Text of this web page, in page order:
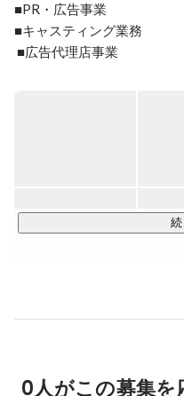
■PR・広告事業
■キャスティング業務
0人がこの募集